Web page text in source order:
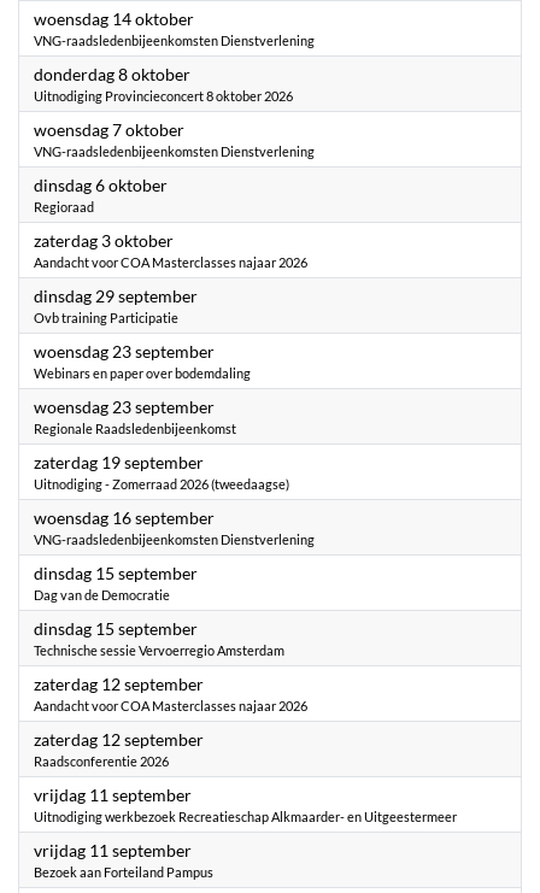
woensdag 14 oktober2026
VNG-raadsledenbijeenkomsten Dienstverlening
donderdag 8 oktober2026
Uitnodiging Provincieconcert 8 oktober 2026
woensdag 7 oktober2026
VNG-raadsledenbijeenkomsten Dienstverlening
dinsdag 6 oktober2026
Regioraad
zaterdag 3 oktober2026
Aandacht voor COA Masterclasses najaar 2026
dinsdag 29 september2026
Ovb training Participatie
woensdag 23 september2026
Webinars en paper over bodemdaling
woensdag 23 september2026
Regionale Raadsledenbijeenkomst
zaterdag 19 september2026
Uitnodiging - Zomerraad 2026 (tweedaagse)
woensdag 16 september2026
VNG-raadsledenbijeenkomsten Dienstverlening
dinsdag 15 september2026
Dag van de Democratie
dinsdag 15 september2026
Technische sessie Vervoerregio Amsterdam
zaterdag 12 september2026
Aandacht voor COA Masterclasses najaar 2026
zaterdag 12 september2026
Raadsconferentie 2026
vrijdag 11 september2026
Uitnodiging werkbezoek Recreatieschap Alkmaarder- en Uitgeestermeer
vrijdag 11 september2026
Bezoek aan Forteiland Pampus